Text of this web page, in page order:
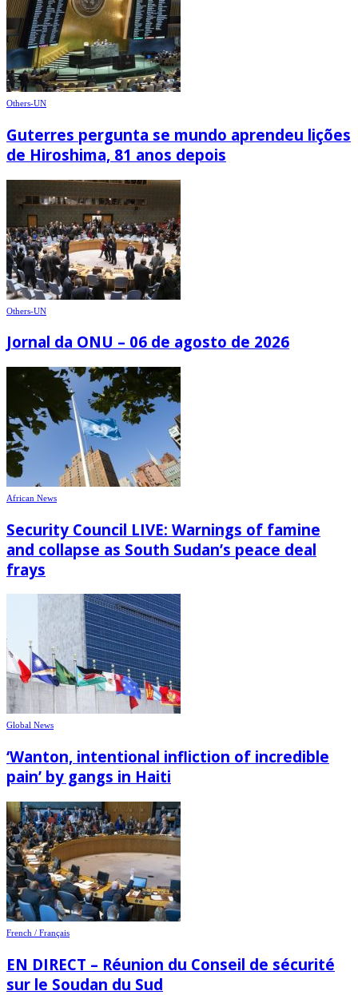
Others-UN
Guterres pergunta se mundo aprendeu lições
de Hiroshima, 81 anos depois
Others-UN
Jornal da ONU – 06 de agosto de 2026
African News
Security Council LIVE: Warnings of famine
and collapse as South Sudan’s peace deal
frays
Global News
‘Wanton, intentional infliction of incredible
pain’ by gangs in Haiti
French / Français
EN DIRECT – Réunion du Conseil de sécurité
sur le Soudan du Sud